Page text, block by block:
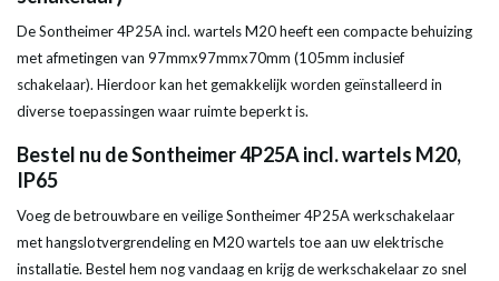
De Sontheimer 4P25A incl. wartels M20 heeft een compacte behuizing
met afmetingen van 97mmx97mmx70mm (105mm inclusief
schakelaar). Hierdoor kan het gemakkelijk worden geïnstalleerd in
diverse toepassingen waar ruimte beperkt is.
Bestel nu de Sontheimer 4P25A incl. wartels M20,
IP65
Voeg de betrouwbare en veilige Sontheimer 4P25A werkschakelaar
met hangslotvergrendeling en M20 wartels toe aan uw elektrische
installatie. Bestel hem nog vandaag en krijg de werkschakelaar zo snel